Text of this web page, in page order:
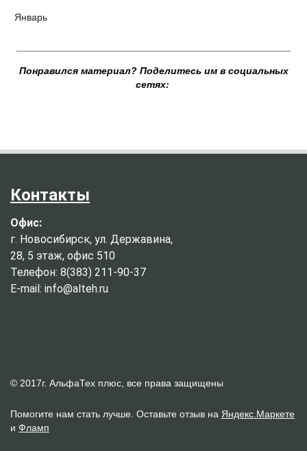
Январь
Понравился материал? Поделитесь им в социальных
сетях:
Контакты
Офис:
г. Новосибирск, ул. Державина,
28, 5 этаж, офис 510
Телефон: 8(383) 211-90-37
E-mail: info@alteh.ru
© 2017г. АльфаТех плюс, все права защищены
Помогите нам стать лучше. Оставьте отзыв на Яндекс.Маркете
и Фламп